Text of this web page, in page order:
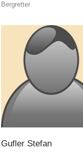
Rapporti annuali
Bergretter
Gufler Stefan